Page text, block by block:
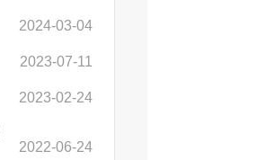
2024-03-04
2023-07-11
2023-02-24
2022-06-24